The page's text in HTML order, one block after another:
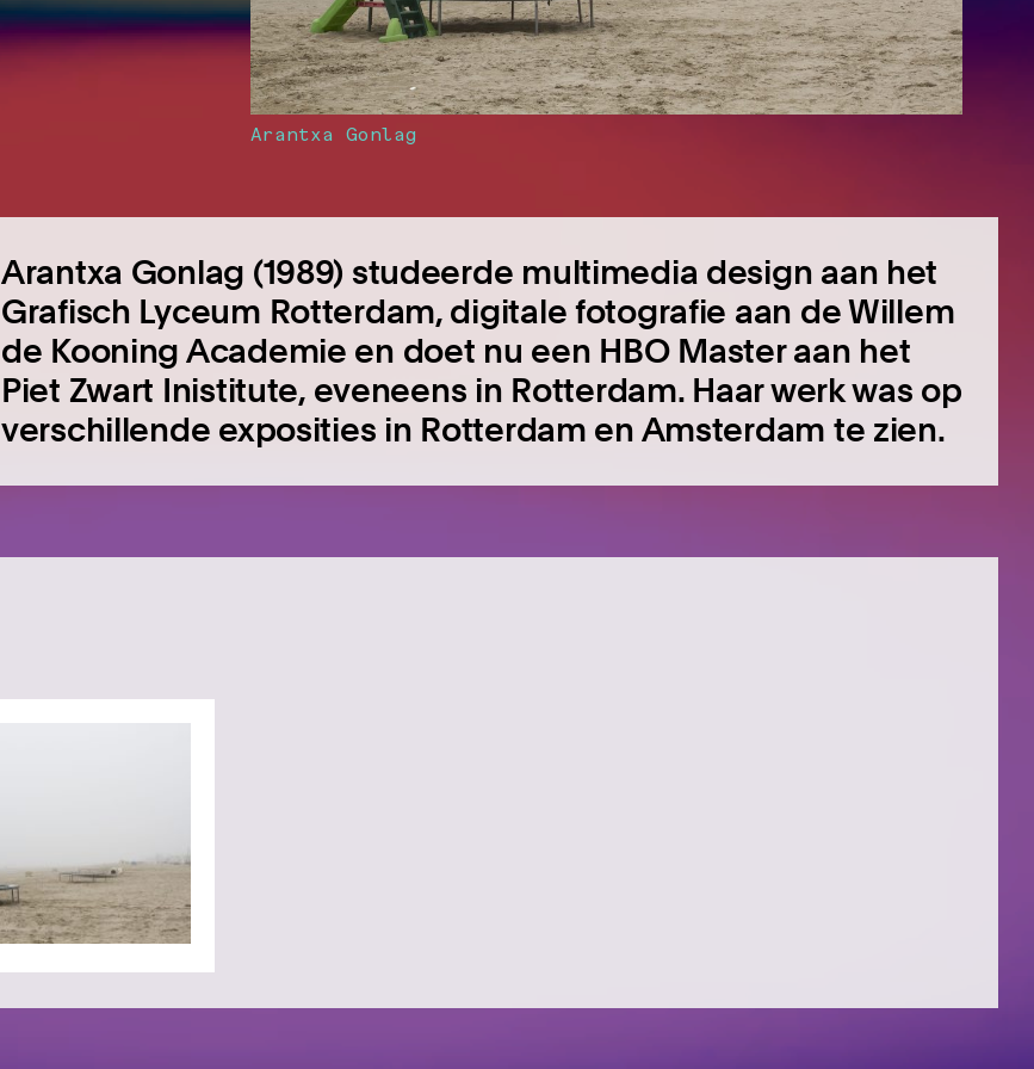
Arantxa Gonlag
Arantxa Gonlag (1989) studeerde multimedia design aan het
Grafisch Lyceum Rotterdam, digitale fotografie aan de Willem
de Kooning Academie en doet nu een HBO Master aan het
Piet Zwart Inistitute, eveneens in Rotterdam. Haar werk was op
verschillende exposities in Rotterdam en Amsterdam te zien.